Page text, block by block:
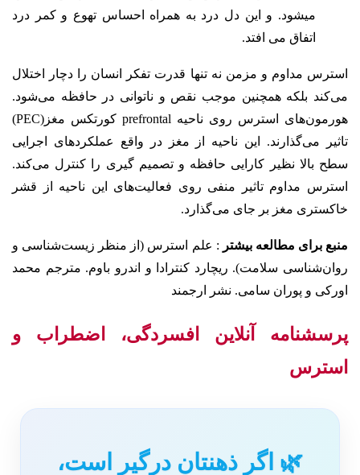
میشود. و این دل درد به همراه احساس تهوع و کمر درد
اتفاق می افتد.
استرس مداوم و مزمن نه تنها قدرت تفکر انسان را دچار اختلال
می‌کند بلکه همچنین موجب نقص و ناتوانی در حافظه می‌شود.
هورمون‌های استرس روی ناحیه prefrontal کورتکس مغز(PEC)
تاثیر می‌گذارند. این ناحیه از مغز در واقع عملکردهای اجرایی
سطح بالا نظیر کارایی حافظه و تصمیم گیری را کنترل می‌کند.
استرس مداوم تاثیر منفی روی فعالیت‌های این ناحیه از قشر
خاکستری مغز بر جای می‌گذارد.
منبع برای مطالعه بیشتر : علم استرس (از منظر زیست‌شناسی و
روان‌شناسی سلامت). ریچارد کنترادا و اندرو باوم. مترجم محمد
اورکی و پوران سامی. نشر ارجمند
پرسشنامه آنلاین افسردگی، اضطراب و
استرس
🌿 اگر ذهنتان درگیر است،